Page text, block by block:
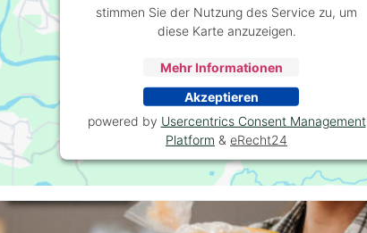
stimmen Sie der Nutzung des Service zu, um
diese Karte anzuzeigen.
Mehr Informationen
Akzeptieren
powered by Usercentrics Consent Management
Platform & eRecht24